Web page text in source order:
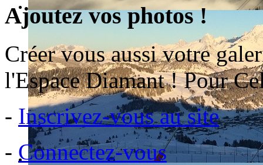
Ajoutez vos photos !
Créer vous aussi votre
l'Espace Diamant ! Pour
- Inscrivez-vous au site
- Connectez-vous